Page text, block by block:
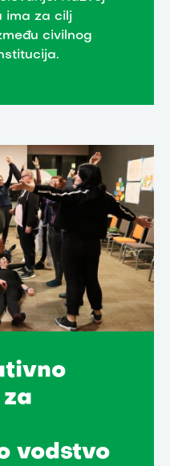
ima za cilj
civilnog
vodstvo